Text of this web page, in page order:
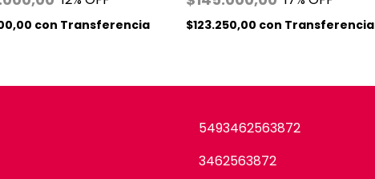
con Transferencia $123.250,00 con Transferencia
5493462563872
3462563872